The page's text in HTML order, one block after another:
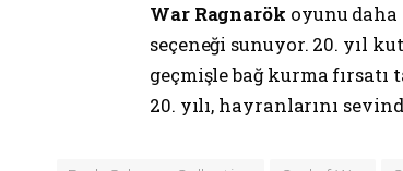
War Ragnarök oyunu
seçeneği sunuyor. 20. yıl
geçmişle bağ kurma
20. yılı, hayranlarını